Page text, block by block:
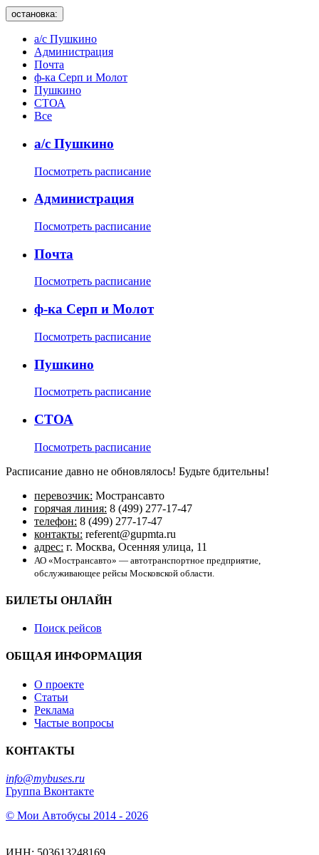
остановка:
а/с Пушкино
Администрация
Почта
ф-ка Серп и Молот
Пушкино
СТОА
Все
а/с Пушкино
Посмотреть расписание
Администрация
Посмотреть расписание
Почта
Посмотреть расписание
ф-ка Серп и Молот
Посмотреть расписание
Пушкино
Посмотреть расписание
СТОА
Посмотреть расписание
Расписание давно не обновлялось! Будьте бдительны!
перевозчик: Мострансавто
горячая линия: 8 (499) 277-17-47
телефон: 8 (499) 277-17-47
контакты: referent@gupmta.ru
адрес: г. Москва, Осенняя улица, 11
АО «Мострансавто» — автотранспортное предприятие,
обслуживающее рейсы Московской области.
БИЛЕТЫ ОНЛАЙН
Поиск рейсов
ОБЩАЯ ИНФОРМАЦИЯ
О проекте
Статьи
Реклама
Частые вопросы
КОНТАКТЫ
info@mybuses.ru
Группа Вконтакте
© Мои Автобусы 2014 - 2026